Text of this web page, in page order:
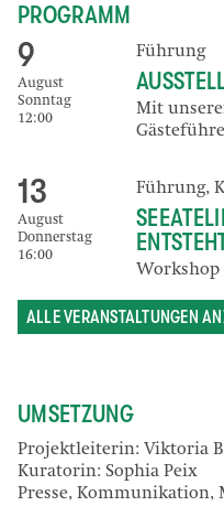
PROGRAMM
9
August
Sonntag
12:00
Führung
Mit
13
August
Donnerstag
16:00
Führung,
Workshop
ALLE VERANSTALTUNGEN
UMSETZUNG
Projektleiterin: Viktoria
Kuratorin: Sophia Peix
Presse, Kommunikation,